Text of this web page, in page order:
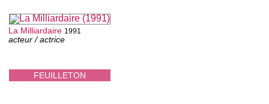
FEUILLETON
La Milliardaire 1991
acteur / actrice